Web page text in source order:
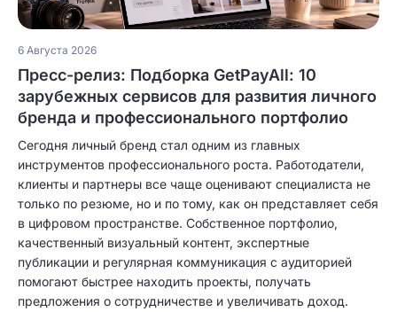
6 Августа 2026
Пресс-релиз: Подборка GetPayAll: 10
зарубежных сервисов для развития личного
бренда и профессионального портфолио
Сегодня личный бренд стал одним из главных
инструментов профессионального роста. Работодатели,
клиенты и партнеры все чаще оценивают специалиста не
только по резюме, но и по тому, как он представляет себя
в цифровом пространстве. Собственное портфолио,
качественный визуальный контент, экспертные
публикации и регулярная коммуникация с аудиторией
помогают быстрее находить проекты, получать
предложения о сотрудничестве и увеличивать доход.